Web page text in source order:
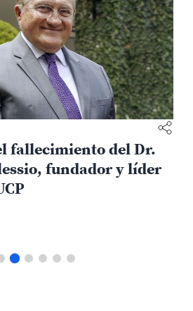
fallecimiento del Dr.
fundador y líder